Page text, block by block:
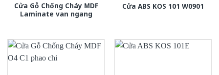
Cửa Gỗ Chống Cháy MDF
Laminate van ngang
Cửa ABS KOS 101 W0901